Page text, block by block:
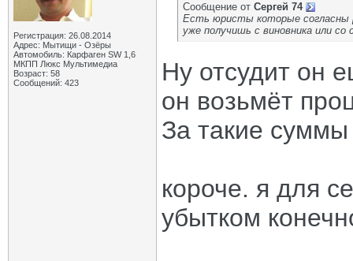
Регистрация: 26.08.2014
Адрес: Мытищи - Озёры
Автомобиль: Карфаген SW 1,6
МКПП Люкс Мультимедиа
Возраст: 58
Сообщений: 423
Сообщение от Сергей 74
Есть юристы которые согласны
уже получишь с виновника или со
Ну отсудит он
он возьмёт
За такие
короче. я для
убытком